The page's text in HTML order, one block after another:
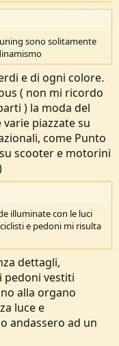
sono solitamente
e di ogni colore.
( non mi ricordo
) la moda del
piazzate su
come Punto
scooter e motorini
illuminate con le luci
e pedoni mi risulta
dettagli,
pedoni vestiti
alla organo
luce e
andassero ad un